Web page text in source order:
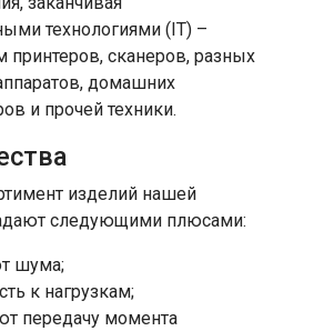
технологиями (IT) –
принтеров, сканеров, разных
домашних
и прочей техники.
изделий нашей
следующими плюсами:
шума;
к нагрузкам;
передачу момента